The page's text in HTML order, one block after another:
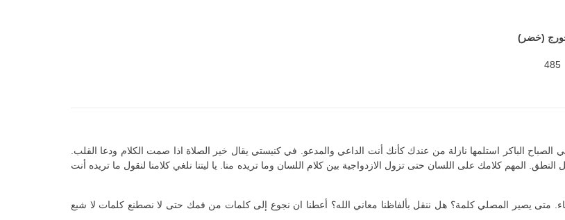
(خضر)
485
الباكر استلمها نازلة من عندك كأنك أنت الداعي والمدعو. في كنيستي يقال خير الصلاة اذا صمت الكلام ودعا القلب.
المهم كلامك على اللسان حتى تزول الازدواجية بين كلام اللسان وما تريده منا. يا ليتنا نلغي كلامنا لنقول ما تريده أنت
متى يصير المصلي كلمة؟ هل ننقل بألفاظنا معاني الله؟ أعطنا ان نجوع إلى كلمات من فمك حتى لا نصطنع كلمات لا شبع